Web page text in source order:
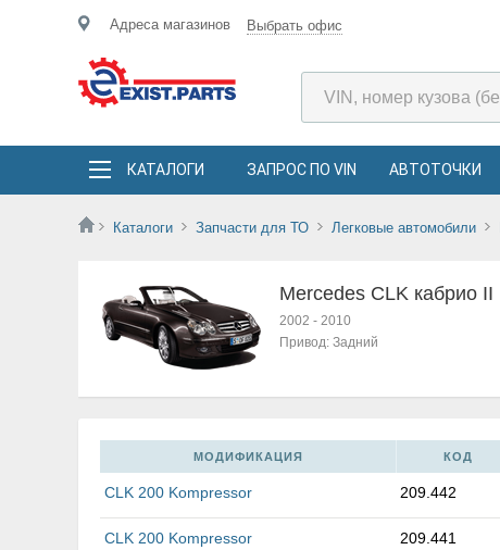
Адреса магазинов Выбрать офис
КАТАЛОГИ ЗАПРОС ПО VIN АВТОТОЧКИ
Каталоги Запчасти для ТО Легковые автомобили
Mercedes CLK кабрио II
2002 - 2010
Привод: Задний
МОДИФИКАЦИЯ КОД
CLK 200 Kompressor 209.442
CLK 200 Kompressor 209.441